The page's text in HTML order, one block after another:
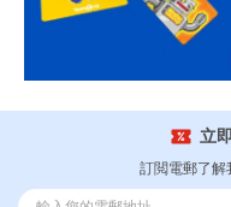
立
訂閲電郵了解